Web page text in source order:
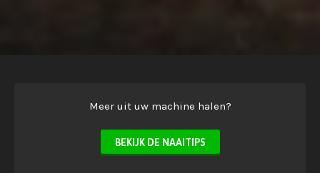
Meer uit uw machine halen?
BEKIJK DE NAAITIPS